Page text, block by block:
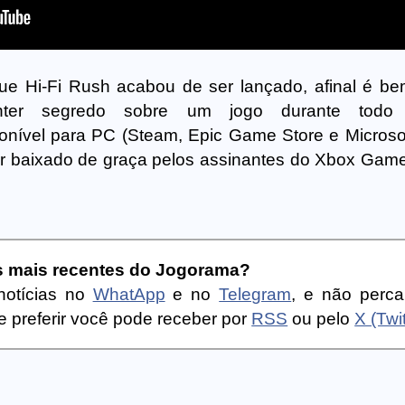
Hi-Fi Rush acabou de ser lançado, afinal é
segredo sobre um jogo durante
para PC (Steam, Epic Game Store e
baixado de graça pelos assinantes do Xbox
mais recentes do Jogorama?
no WhatApp e noTelegram, e não
preferir você pode receber por RSS ou pelo X